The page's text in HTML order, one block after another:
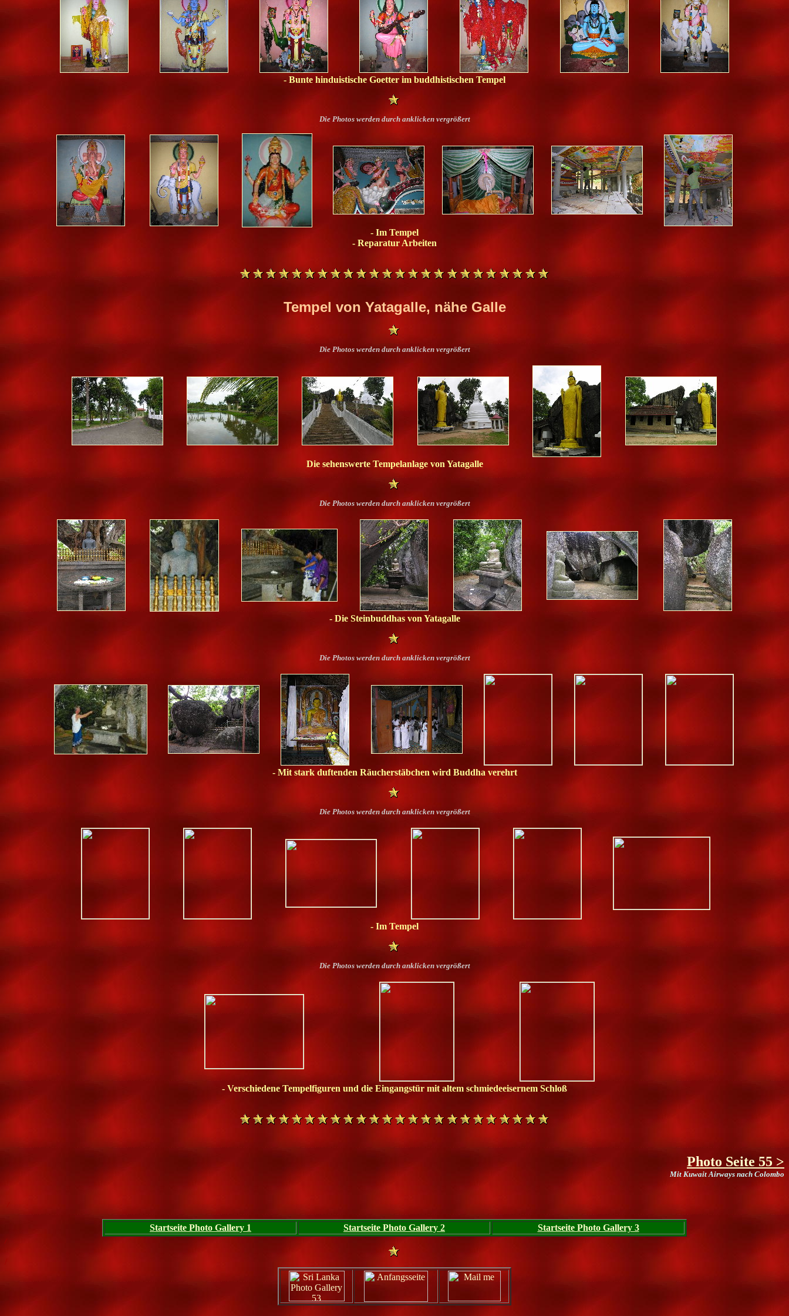
- Bunte hinduistische Goetter im buddhistischen Tempel
Die Photos werden durch anklicken vergrößert
- Im Tempel
- Reparatur Arbeiten
Tempel von Yatagalle, nähe Galle
Die Photos werden durch anklicken vergrößert
Die sehenswerte Tempelanlage von Yatagalle
Die Photos werden durch anklicken vergrößert
- Die Steinbuddhas von Yatagalle
Die Photos werden durch anklicken vergrößert
- Mit stark duftenden Räucherstäbchen wird Buddha verehrt
Die Photos werden durch anklicken vergrößert
- Im Tempel
Die Photos werden durch anklicken vergrößert
- Verschiedene Tempelfiguren und die Eingangstür mit altem schmiedeeisernem Schloß
Photo Seite 55 >
Mit Kuwait Airways nach Colombo
Startseite Photo Gallery 1 Startseite Photo Gallery 2 Startseite Photo Gallery 3
/